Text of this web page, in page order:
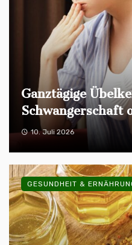
Ganztägige
Schwangerschaft
10. Juli 2026
GESUNDHEIT &